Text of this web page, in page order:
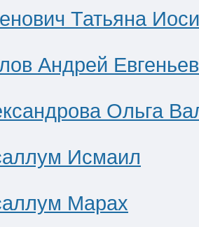
Татьяна
Андрей
Ольга
Исмаил
Марах